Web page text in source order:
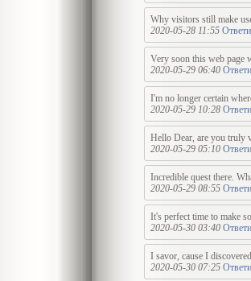
Why visitors still make
2020-05-28 11:55
Very soon this web page
2020-05-29 06:40
I'm no longer certain
2020-05-29 10:28
Hello Dear, are you truly
2020-05-29 05:10
Incredible quest there.
2020-05-29 08:55
It's perfect time to make
2020-05-30 03:40
I savor, cause I
2020-05-30 07:25